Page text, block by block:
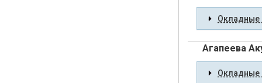
Окладные
Агапеева
Окладные